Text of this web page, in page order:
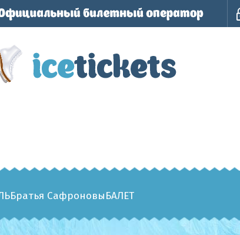
Братья СафроновыБАЛЕТ